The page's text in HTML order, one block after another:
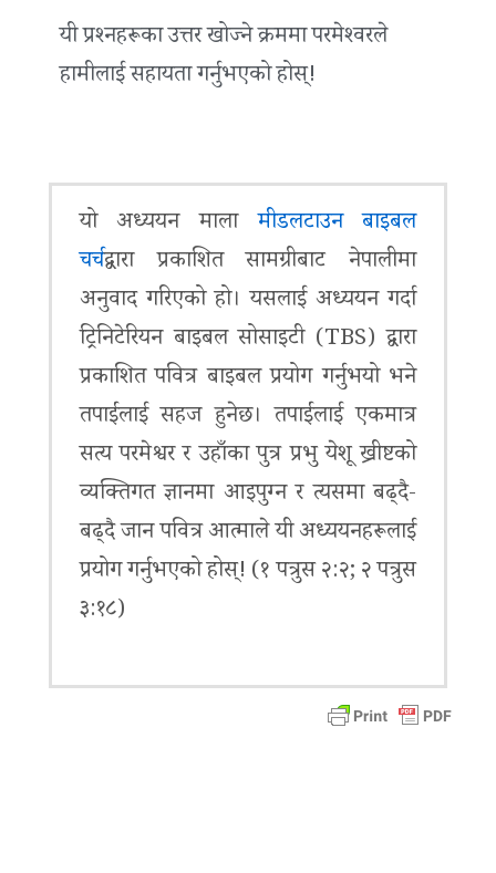
यी प्रश्‍नहरूका उत्तर खोज्ने क्रममा परमेश्‍वरले
हामीलाई सहायता गर्नुभएको होस्!
यो अध्ययन मालामीडलटाउन बाइबल
चर्चद्वारा प्रकाशित सामग्रीबाट नेपालीमा
अनुवाद गरिएको हो। यसलाई अध्ययन गर्दा
ट्रिनिटेरियन बाइबल सोसाइटी (TBS) द्वारा
प्रकाशित पवित्र बाइबल प्रयोग गर्नुभयो भने
तपाईंलाई सहज हुनेछ। तपाईंलाई एकमात्र
सत्य परमेश्वर र उहाँका पुत्र प्रभु येशू ख्रीष्टको
व्यक्तिगत ज्ञानमा आइपुग्न र त्यसमा बढ्दै-
बढ्दै जान पवित्र आत्माले यी अध्ययनहरूलाई
प्रयोग गर्नुभएको होस्! (१ पत्रुस २:२; २ पत्रुस
३:१८)